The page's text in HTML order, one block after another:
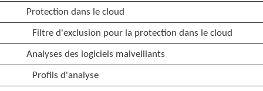
Protection dans le cloud
Filtre d'exclusion pour la protection dans le cloud
Analyses des logiciels malveillants
Profils d'analyse